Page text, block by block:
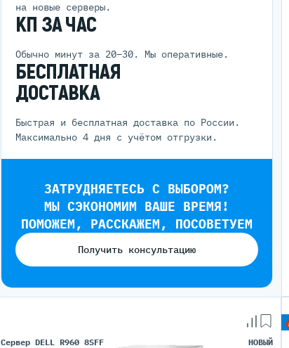
на новые серверы.
КП ЗА ЧАС
Обычно минут за 20–30. Мы оперативные.
БЕСПЛАТНАЯ
ДОСТАВКА
Быстрая и бесплатная доставка по России.
Максимально 4 дня с учётом отгрузки.
ЗАТРУДНЯЕТЕСЬ С ВЫБОРОМ?
МЫ СЭКОНОМИМ ВАШЕ ВРЕМЯ!
ПОМОЖЕМ, РАССКАЖЕМ, ПОСОВЕТУЕМ
Получить консультацию
Сервер DELL R960 8SFF НОВЫЙ